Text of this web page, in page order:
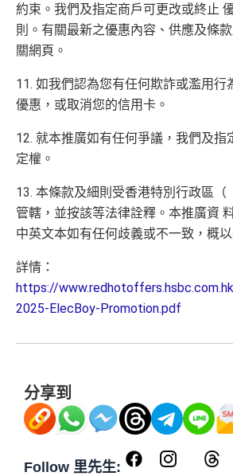
約束。我們及指定商戶可更改或終止
則。有關最新之優惠內容、供應及條
關網頁。
11. 如我們認為您有任何欺詐或濫用行
優惠，或取消您的信用卡。
12. 就本推廣如有任何爭議，我們及指
定權。
13. 本條款及細則受香港特別行政區（
管轄，並按該等法律詮釋。本推廣資
中英文本如有任何歧義或不一致，概
詳情：
https://
2025-ElecBoy-Promotion.pdf
分享到
Follow 里先生: